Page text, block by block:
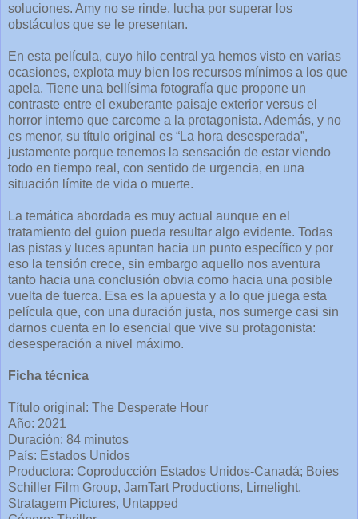
soluciones. Amy no se rinde, lucha por superar los
obstáculos que se le presentan.
En esta película, cuyo hilo central ya hemos visto en varias
ocasiones, explota muy bien los recursos mínimos a los que
apela. Tiene una bellísima fotografía que propone un
contraste entre el exuberante paisaje exterior versus el
horror interno que carcome a la protagonista. Además, y no
es menor, su título original es “La hora desesperada”,
justamente porque tenemos la sensación de estar viendo
todo en tiempo real, con sentido de urgencia, en una
situación límite de vida o muerte.
La temática abordada es muy actual aunque en el
tratamiento del guion pueda resultar algo evidente. Todas
las pistas y luces apuntan hacia un punto específico y por
eso la tensión crece, sin embargo aquello nos aventura
tanto hacia una conclusión obvia como hacia una posible
vuelta de tuerca. Esa es la apuesta y a lo que juega esta
película que, con una duración justa, nos sumerge casi sin
darnos cuenta en lo esencial que vive su protagonista:
desesperación a nivel máximo.
Ficha técnica
Título original: The Desperate Hour
Año: 2021
Duración: 84 minutos
País: Estados Unidos
Productora: Coproducción Estados Unidos-Canadá; Boies
Schiller Film Group, JamTart Productions, Limelight,
Stratagem Pictures, Untapped